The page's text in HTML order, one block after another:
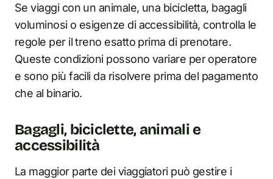
Se viaggi con un animale, una bicicletta, bagagli
voluminosi o esigenze di accessibilità, controlla le
regole per il treno esatto prima di prenotare.
Queste condizioni possono variare per operatore
e sono più facili da risolvere prima del pagamento
che al binario.
Bagagli, biciclette, animali e
accessibilità
La maggior parte dei viaggiatori può gestire i